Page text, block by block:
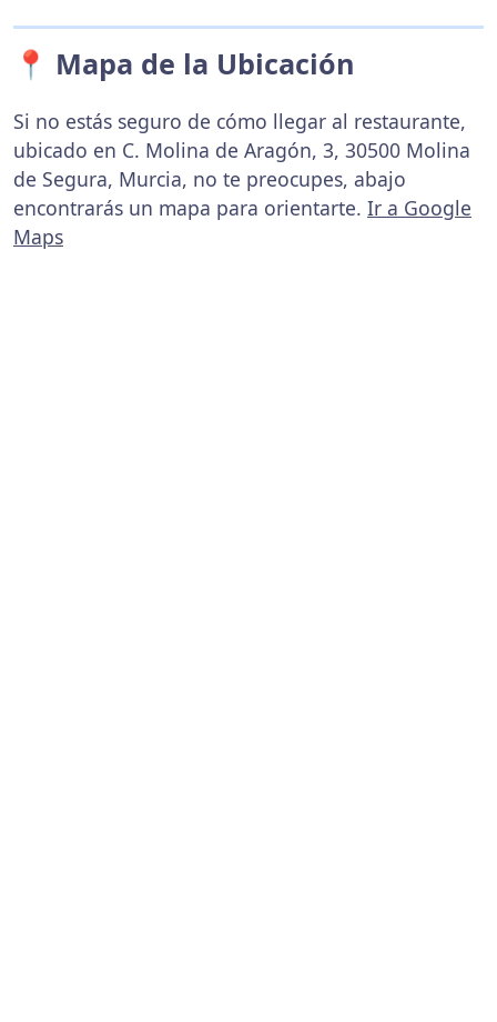
📍 Mapa de la Ubicación
Si no estás seguro de cómo llegar al restaurante,
ubicado en C. Molina de Aragón, 3, 30500 Molina
de Segura, Murcia, no te preocupes, abajo
encontrarás un mapa para orientarte. Ir a Google
Maps